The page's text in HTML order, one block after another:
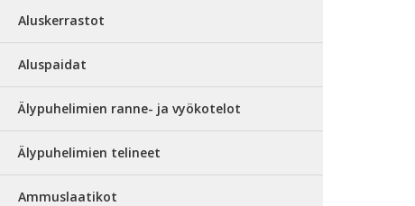
Aluskerrastot
Aluspaidat
Älypuhelimien ranne- ja vyökotelot
Älypuhelimien telineet
Ammuslaatikot